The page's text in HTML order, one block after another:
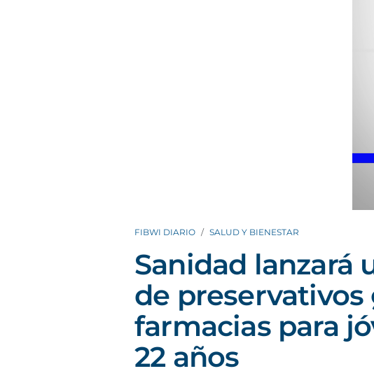
FIBWI DIARIO SALUD Y BIENESTAR
Sanidad lanzará
de
farmacias para
22 años